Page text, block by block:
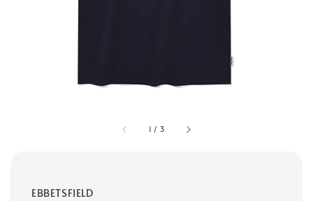
1 / 3
EBBETSFIELD